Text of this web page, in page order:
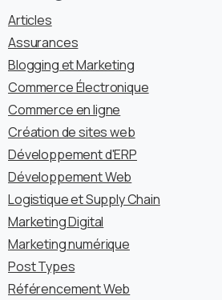
Articles
Assurances
Blogging et Marketing
Commerce Électronique
Commerce en ligne
Création de sites web
Développement d'ERP
Développement Web
Logistique et Supply Chain
Marketing Digital
Marketing numérique
Post Types
Référencement Web